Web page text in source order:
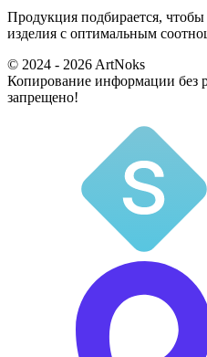
Продукция подбирается,
изделия с оптимальным
© 2024 - 2026 ArtNoks
Копирование информации без
запрещено!